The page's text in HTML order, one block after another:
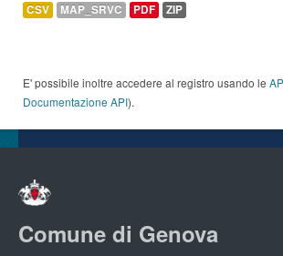
CSV MAP_SRVC PDF ZIP
E' possibile inoltre accedere al registro usando le
Documentazione API).
Comune di Genova